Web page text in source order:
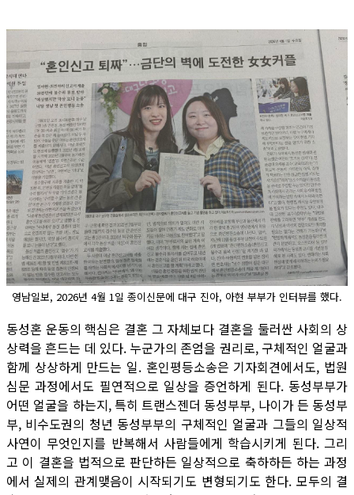
영남일보, 2026년 4월 1일 종이신문에 대구 진아, 아현 부부가 인터뷰를 했다.
동성혼 운동의 핵심은 결혼 그 자체보다 결혼을 둘러싼 사회의 상
상력을 흔드는 데 있다. 누군가의 존엄을 권리로, 구체적인 얼굴과
함께 상상하게 만드는 일. 혼인평등소송은 기자회견에서도, 법원
심문 과정에서도 필연적으로 일상을 증언하게 된다. 동성부부가
어떤 얼굴을 하는지, 특히 트랜스젠더 동성부부, 나이가 든 동성부
부, 비수도권의 청년 동성부부의 구체적인 얼굴과 그들의 일상적
사연이 무엇인지를 반복해서 사람들에게 학습시키게 된다. 그리
고 이 결혼을 법적으로 판단하든 일상적으로 축하하든 하는 과정
에서 실제의 관계맺음이 시작되기도 변형되기도 한다. 모두의 결